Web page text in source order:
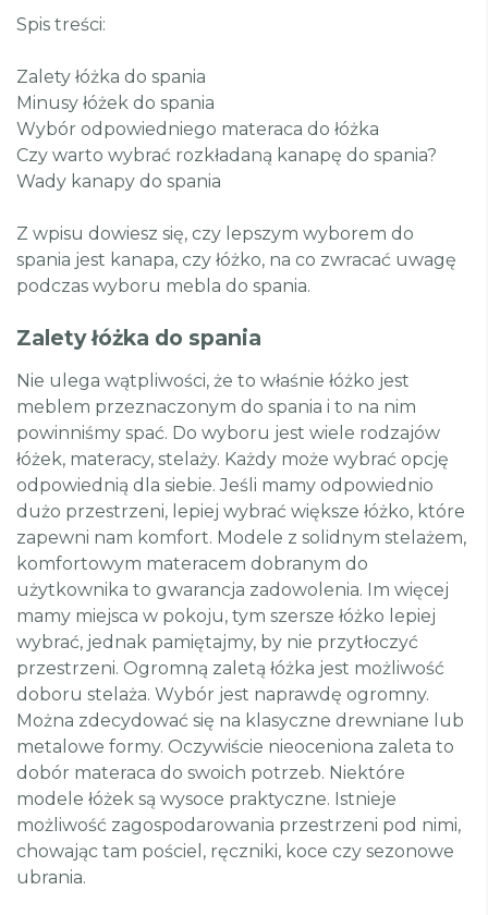
Spis treści:
Zalety łóżka do spania
Minusy łóżek do spania
Wybór odpowiedniego materaca do łóżka
Czy warto wybrać rozkładaną kanapę do spania?
Wady kanapy do spania
Z wpisu dowiesz się, czy lepszym wyborem do
spania jest kanapa, czy łóżko, na co zwracać uwagę
podczas wyboru mebla do spania.
Zalety łóżka do spania
Nie ulega wątpliwości, że to właśnie łóżko jest
meblem przeznaczonym do spania i to na nim
powinniśmy spać. Do wyboru jest wiele rodzajów
łóżek, materacy, stelaży. Każdy może wybrać opcję
odpowiednią dla siebie. Jeśli mamy odpowiednio
dużo przestrzeni, lepiej wybrać większe łóżko, które
zapewni nam komfort. Modele z solidnym stelażem,
komfortowym materacem dobranym do
użytkownika to gwarancja zadowolenia. Im więcej
mamy miejsca w pokoju, tym szersze łóżko lepiej
wybrać, jednak pamiętajmy, by nie przytłoczyć
przestrzeni. Ogromną zaletą łóżka jest możliwość
doboru stelaża. Wybór jest naprawdę ogromny.
Można zdecydować się na klasyczne drewniane lub
metalowe formy. Oczywiście nieoceniona zaleta to
dobór materaca do swoich potrzeb. Niektóre
modele łóżek są wysoce praktyczne. Istnieje
możliwość zagospodarowania przestrzeni pod nimi,
chowając tam pościel, ręczniki, koce czy sezonowe
ubrania.